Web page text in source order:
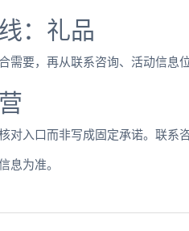
：礼品
需要，再从联系咨询、活动信息
对入口而非写成固定承诺。联系
息为准。